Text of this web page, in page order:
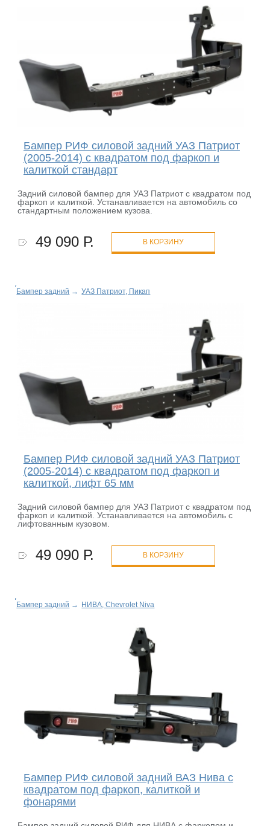
Бампер РИФ силовой задний УАЗ Патриот
(2005-2014) с квадратом под фаркоп и
калиткой стандарт
Задний силовой бампер для УАЗ Патриот с квадратом под
фаркоп и калиткой. Устанавливается на автомобиль со
стандартным положением кузова.
49 090 Р. В КОРЗИНУ
Бампер задний → УАЗ Патриот, Пикап
Бампер РИФ силовой задний УАЗ Патриот
(2005-2014) с квадратом под фаркоп и
калиткой, лифт 65 мм
Задний силовой бампер для УАЗ Патриот с квадратом под
фаркоп и калиткой. Устанавливается на автомобиль с
лифтованным кузовом.
49 090 Р. В КОРЗИНУ
Бампер задний → НИВА, Chevrolet Niva
Бампер РИФ силовой задний ВАЗ Нива с
квадратом под фаркоп, калиткой и
фонарями